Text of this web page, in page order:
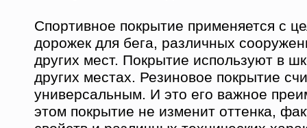
Спортивное покрытие применяется с
дорожек для бега, различных
других мест. Покрытие используют в
других местах. Резиновое покрытие
универсальным. И это его важное
этом покрытие не изменит оттенка,